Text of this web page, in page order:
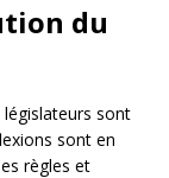
du
législateurs sont
sont en
règles et